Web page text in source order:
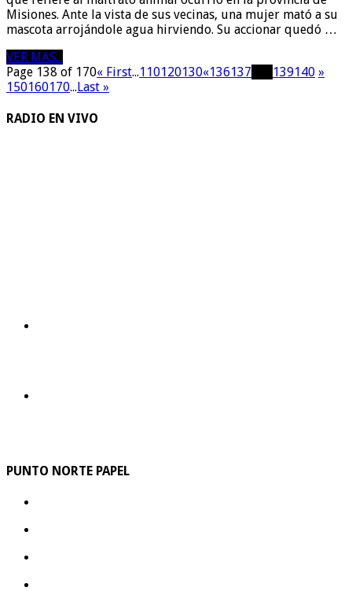
Misiones. Ante la vista de sus vecinas, una mujer mató a su
mascota arrojándole agua hirviendo. Su accionar quedó …
VER MAS...
Page 138 of 170« First...110120130«136137 139140 »
150160170...Last »
RADIO EN VIVO
PUNTO NORTE PAPEL